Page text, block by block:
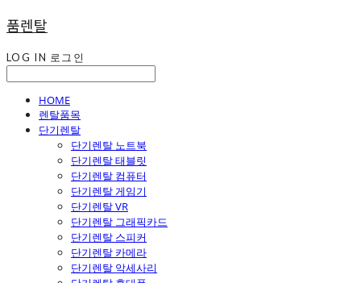
품렌탈
LOG IN 로그인
HOME
렌탈품목
단기렌탈
단기렌탈 노트북
단기렌탈 태블릿
단기렌탈 컴퓨터
단기렌탈 게임기
단기렌탈 VR
단기렌탈 그래픽카드
단기렌탈 스피커
단기렌탈 카메라
단기렌탈 악세사리